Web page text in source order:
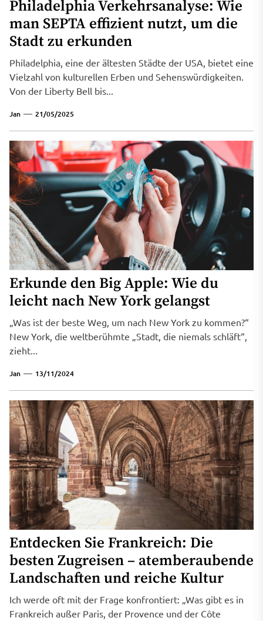
Philadelphia Verkehrsanalyse: Wie
man SEPTA effizient nutzt, um die
Stadt zu erkunden
Philadelphia, eine der ältesten Städte der USA, bietet eine
Vielzahl von kulturellen Erben und Sehenswürdigkeiten.
Von der Liberty Bell bis...
Jan 21/05/2025
Erkunde den Big Apple: Wie du
leicht nach New York gelangst
„Was ist der beste Weg, um nach New York zu kommen?“
New York, die weltberühmte „Stadt, die niemals schläft“,
zieht...
Jan 13/11/2024
Entdecken Sie Frankreich: Die
besten Zugreisen – atemberaubende
Landschaften und reiche Kultur
Ich werde oft mit der Frage konfrontiert: „Was gibt es in
Frankreich außer Paris, der Provence und der Côte